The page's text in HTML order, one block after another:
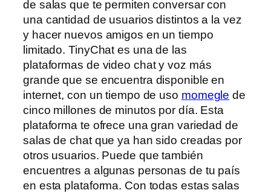
de salas que te permiten conversar con
una cantidad de usuarios distintos a la vez
y hacer nuevos amigos en un tiempo
limitado. TinyChat es una de las
plataformas de video chat y voz más
grande que se encuentra disponible en
internet, con un tiempo de uso momegle de
cinco millones de minutos por día. Esta
plataforma te ofrece una gran variedad de
salas de chat que ya han sido creadas por
otros usuarios. Puede que también
encuentres a algunas personas de tu país
en esta plataforma. Con todas estas salas